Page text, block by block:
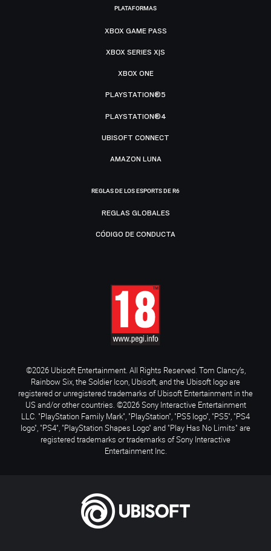
PLATAFORMAS
XBOX GAME PASS
XBOX SERIES X|S
XBOX ONE
PLAYSTATION®5
PLAYSTATION®4
UBISOFT CONNECT
AMAZON LUNA
REGLAS DE LOS ESPORTS DE R6
REGLAS GLOBALES
CÓDIGO DE CONDUCTA
©2026 Ubisoft Entertainment. All Rights Reserved. Tom Clancy’s,
Rainbow Six, the Soldier Icon, Ubisoft, and the Ubisoft logo are
registered or unregistered trademarks of Ubisoft Entertainment in the
US and/or other countries. ©2026 Sony Interactive Entertainment
LLC. "PlayStation Family Mark", "PlayStation", "PS5 logo", "PS5", "PS4
logo", "PS4", "PlayStation Shapes Logo" and "Play Has No Limits" are
registered trademarks or trademarks of Sony Interactive
Entertainment Inc.